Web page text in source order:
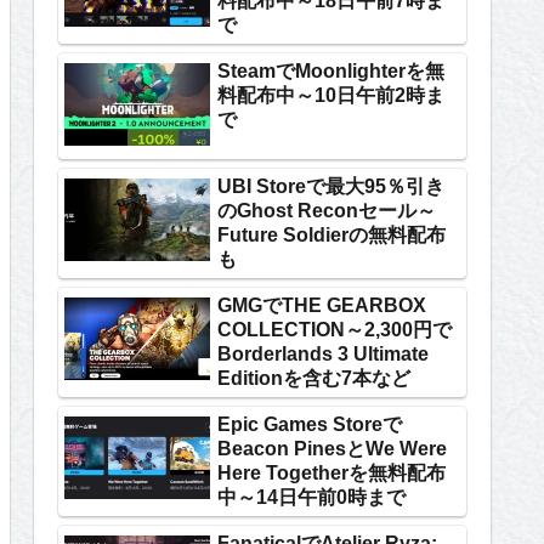
で
SteamでMoonlighterを無
料配布中～10日午前2時ま
で
UBI Storeで最大95％引き
のGhost Reconセール～
Future Soldierの無料配布
も
GMGでTHE GEARBOX
COLLECTION～2,300円で
Borderlands 3 Ultimate
Editionを含む7本など
Epic Games Storeで
Beacon PinesとWe Were
Here Togetherを無料配布
中～14日午前0時まで